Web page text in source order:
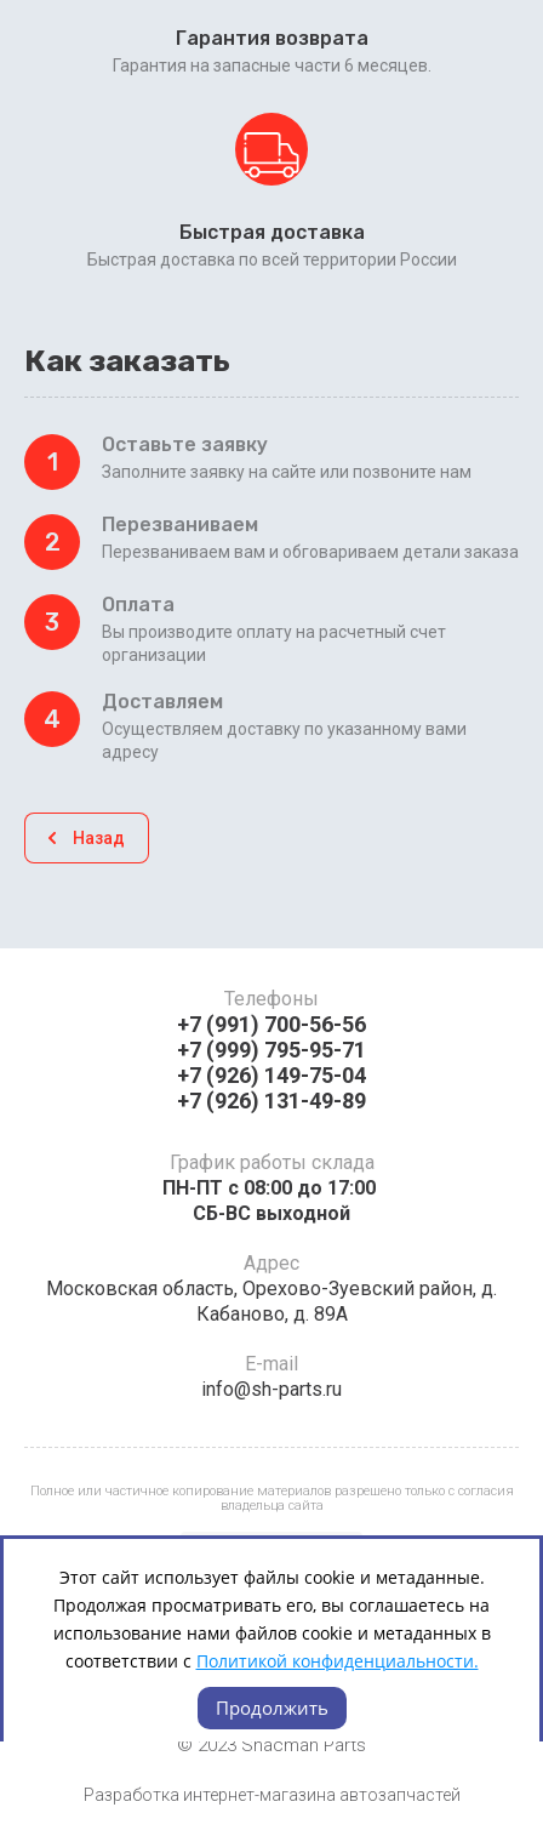
Гарантия возврата
Гарантия на запасные части 6 месяцев.
Быстрая доставка
Быстрая доставка по всей территории России
Как заказать
1
Оставьте заявку
Заполните заявку на сайте или позвоните нам
2
Перезваниваем
Перезваниваем вам и обговариваем детали заказа
3
Оплата
Вы производите оплату на расчетный счет
организации
4
Доставляем
Осуществляем доставку по указанному вами
адресу
Назад
Телефоны
+7 (991) 700-56-56
+7 (999) 795-95-71
+7 (926) 149-75-04
+7 (926) 131-49-89
График работы склада
ПН-ПТ с 08:00 до 17:00 ​​​​​​
СБ-ВС выходной
Адрес
Московская область, Орехово-Зуевский район, д.
Кабаново, д. 89А
E-mail
info@sh-parts.ru
Полное или частичное копирование материалов разрешено только с согласия
владельца сайта
© 2023 Shacman Parts
Разработка интернет-магазина автозапчастей
Этот сайт использует файлы cookie и метаданные.
Продолжая просматривать его, вы соглашаетесь на
использование нами файлов cookie и метаданных в
соответствии с Политикой конфиденциальности.
Продолжить